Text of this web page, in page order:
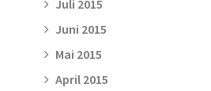
Juli 2015
Juni 2015
Mai 2015
April 2015